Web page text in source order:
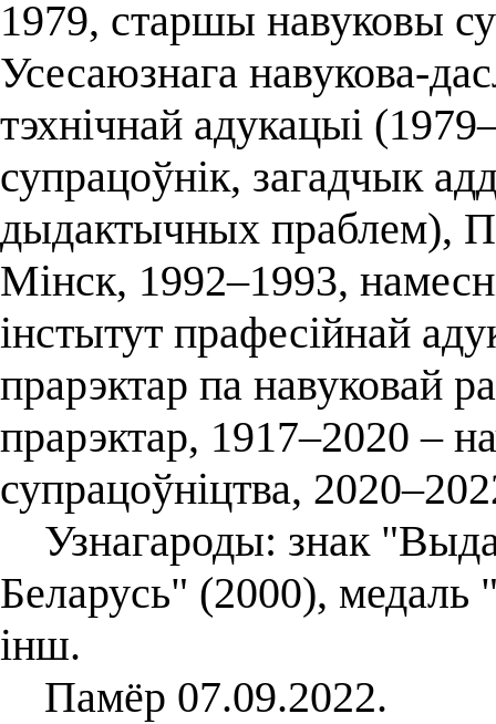
1979, старшы навуковы
Усесаюзнага навукова-
тэхнічнай адукацыі
супрацоўнік, загадчык
дыдактычных праблем),
Мінск, 1992–1993,
інстытут прафесійнай
прарэктар па навуковай
прарэктар, 1917–2020 –
супрацоўніцтва,
Узнагароды: знак
Беларусь" (2000), медаль
інш.
Памёр 07.09.2022.